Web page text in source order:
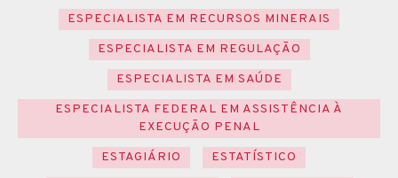
ESPECIALISTA EM RECURSOS MINERAIS
ESPECIALISTA EM REGULAÇÃO
ESPECIALISTA EM SAÚDE
ESPECIALISTA FEDERAL EM ASSISTÊNCIA À
EXECUÇÃO PENAL
ESTAGIÁRIO
ESTATÍSTICO